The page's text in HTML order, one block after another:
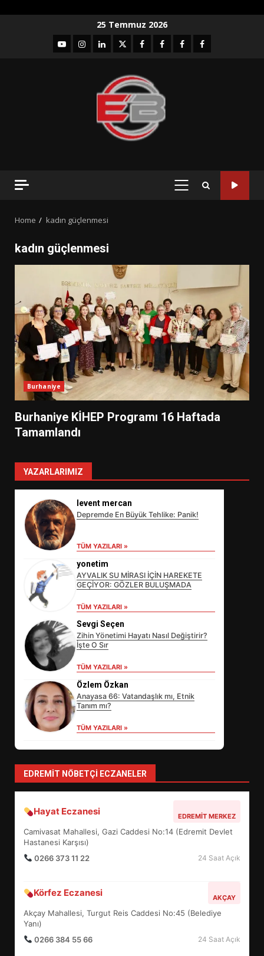
25 Temmuz 2026
YouTubeInstagram
LinkedIntwitterfacebook-Facebook-
Facebook-Facebook-
PRIMARY
Home kadın güçlenmesi
kadın güçlenmesi
Burhaniye
Burhaniye KİHEP Programı 16 Haftada
Tamamlandı
YAZARLARIMIZ
levent mercan
Depremde En Büyük Tehlike: Panik!
TÜM YAZILARI »
yonetim
AYVALIK SU MİRASI İÇİN HAREKETE
GEÇİYOR: GÖZLER BULUŞMADA
TÜM YAZILARI »
Sevgi Seçen
Zihin Yönetimi Hayatı Nasıl Değiştirir?
İşte O Sır
TÜM YAZILARI »
Özlem Özkan
Anayasa 66: Vatandaşlık mı, Etnik
Tanım mı?
TÜM YAZILARI »
EDREMIT NÖBETÇI ECZANELER
Hayat Eczanesi EDREMIT MERKEZ
Camivasat Mahallesi, Gazi Caddesi No:14 (Edremit Devlet
Hastanesi Karşısı)
0266 373 11 22
24 Saat Açık
Körfez Eczanesi AKÇAY
Akçay Mahallesi, Turgut Reis Caddesi No:45 (Belediye
Yanı)
0266 384 55 66
24 Saat Açık
3
EİB’DE KRİTİK ATAMA:
SÜRDÜRÜLEBİLİRLİKTE NE
DEĞİŞECEK?
4
5
BALIKESİR MÜZELERİNDE SÜRE
UZATILDI: NE DEĞİŞTİ?
6
TURNUVASI KAYITLARI NEYİ